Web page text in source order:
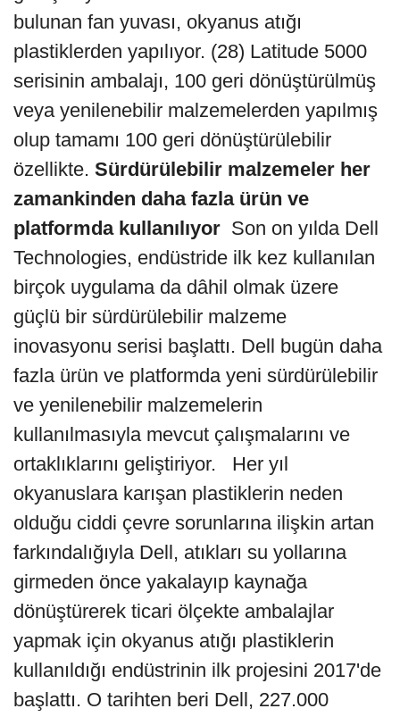
bulunan fan yuvası, okyanus atığı
plastiklerden yapılıyor. (28) Latitude 5000
serisinin ambalajı, 100 geri dönüştürülmüş
veya yenilenebilir malzemelerden yapılmış
olup tamamı 100 geri dönüştürülebilir
özellikte. Sürdürülebilir malzemeler her
zamankinden daha fazla ürün ve
platformda kullanılıyor Son on yılda Dell
Technologies, endüstride ilk kez kullanılan
birçok uygulama da dâhil olmak üzere
güçlü bir sürdürülebilir malzeme
inovasyonu serisi başlattı. Dell bugün daha
fazla ürün ve platformda yeni sürdürülebilir
ve yenilenebilir malzemelerin
kullanılmasıyla mevcut çalışmalarını ve
ortaklıklarını geliştiriyor. Her yıl
okyanuslara karışan plastiklerin neden
olduğu ciddi çevre sorunlarına ilişkin artan
farkındalığıyla Dell, atıkları su yollarına
girmeden önce yakalayıp kaynağa
dönüştürerek ticari ölçekte ambalajlar
yapmak için okyanus atığı plastiklerin
kullanıldığı endüstrinin ilk projesini 2017'de
başlattı. O tarihten beri Dell, 227.000